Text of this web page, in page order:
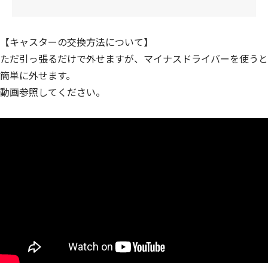
【キャスターの交換方法について】
ただ引っ張るだけで外せますが、マイナスドライバーを使うと
簡単に外せます。
動画参照してください。